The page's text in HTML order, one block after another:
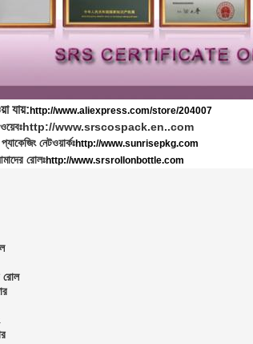
যায়: http://www.aliexpress.com/store/204007
http://www.srscospack.en..com
নেটওয়ার্কঃhttp://www.sunrisepkg.com
রোলঃhttp://www.srsrollonbottle.com
রোল